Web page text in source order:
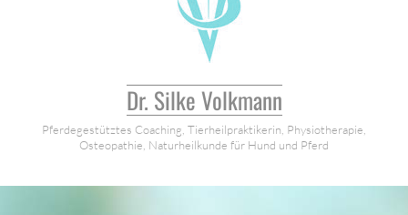
Dr. Silke Volkmann
Pferdegestütztes Coaching, Tierheilpraktikerin, Physiotherapie,
Osteopathie, Naturheilkunde für Hund und Pferd